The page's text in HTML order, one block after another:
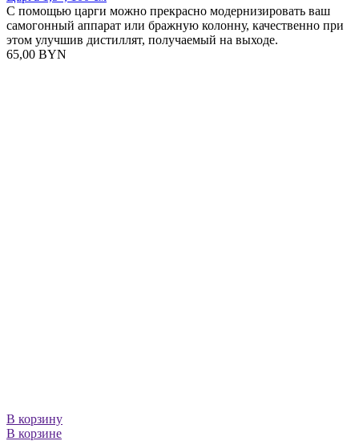
С помощью царги можно прекрасно модернизировать ваш
самогонный аппарат или бражную колонну, качественно при
этом улучшив дистиллят, получаемый на выходе.
65,00 BYN
В корзину
В корзине